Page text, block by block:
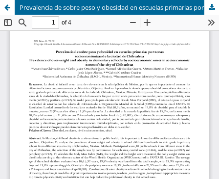
Prevalencia de sobre peso y obesidad en escuelas primarias por zonas socioeconómicas de la ciudad de Chihuahua (Prevalence of overweight and obesity in elementary schools by socioeconomic zones in socioeconomic zones of the city of Chihuahua)